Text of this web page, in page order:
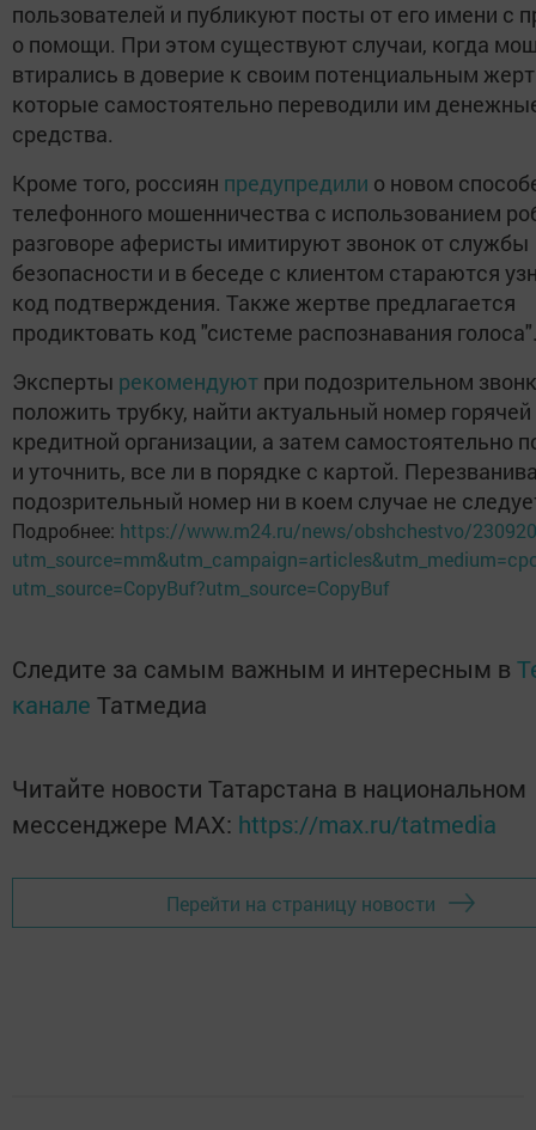
пользователей и публикуют посты от его имени с
о помощи. При этом существуют случаи, когда
втирались в доверие к своим потенциальным
которые самостоятельно переводили им
средства.
Кроме того, россиян предупредили о новом
телефонного мошенничества с использованием
разговоре аферисты имитируют звонок от службы
безопасности и в беседе с клиентом стараются
код подтверждения. Также жертве предлагается
продиктовать код "системе распознавания
Эксперты рекомендуют при подозрительном
положить трубку, найти актуальный номер
кредитной организации, а затем самостоятельно
и уточнить, все ли в порядке с картой.
подозрительный номер ни в коем случае не
Подробнее: https://www.m24.ru/news/obshchestvo/
utm_source=CopyBuf?utm_source=CopyBuf
Следите за самым важным и интересным в
канале Татмедиа
Читайте новости Татарстана в национальном
мессенджере MАХ: https://max.ru/tatmedia
Перейти на страницу новости